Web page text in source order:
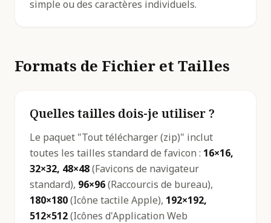
simple ou des caractères individuels.
Formats de Fichier et Tailles
Quelles tailles dois-je utiliser ?
Le paquet "Tout télécharger (zip)" inclut
toutes les tailles standard de favicon : 16×16,
32×32, 48×48(Favicons de navigateur
standard), 96×96(Raccourcis de bureau),
180×180(Icône tactile Apple), 192×192,
512×512(Icônes d'Application Web